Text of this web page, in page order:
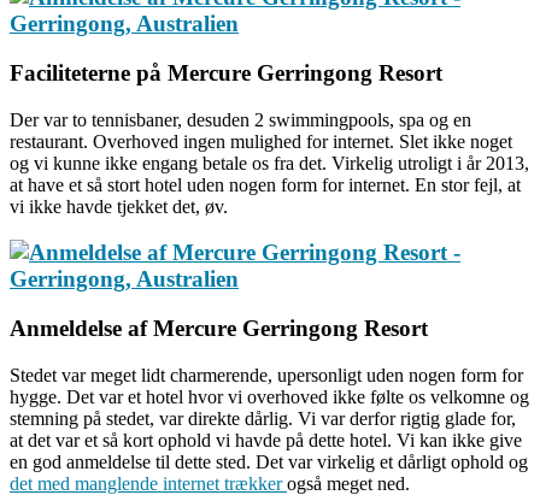
Faciliteterne på Mercure Gerringong Resort
Der var to tennisbaner, desuden 2 swimmingpools, spa og en
restaurant. Overhoved ingen mulighed for internet. Slet ikke noget
og vi kunne ikke engang betale os fra det. Virkelig utroligt i år 2013,
at have et så stort hotel uden nogen form for internet. En stor fejl, at
vi ikke havde tjekket det, øv.
Anmeldelse af Mercure Gerringong Resort
Stedet var meget lidt charmerende, upersonligt uden nogen form for
hygge. Det var et hotel hvor vi overhoved ikke følte os velkomne og
stemning på stedet, var direkte dårlig. Vi var derfor rigtig glade for,
at det var et så kort ophold vi havde på dette hotel. Vi kan ikke give
en god anmeldelse til dette sted. Det var virkelig et dårligt ophold og
det med manglende internet trækkerogså meget ned.